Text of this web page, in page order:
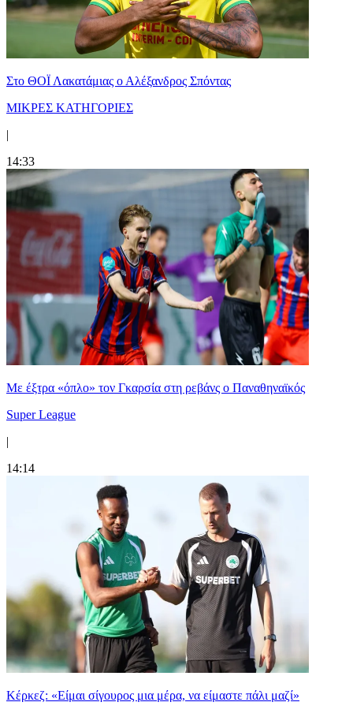
Στο ΘΟΪ Λακατάμιας ο Αλέξανδρος Σπόντας
ΜΙΚΡΕΣ ΚΑΤΗΓΟΡΙΕΣ
|
14:33
Mε έξτρα «όπλο» τον Γκαρσία στη ρεβάνς ο Παναθηναϊκός
Super League
|
14:14
Κέρκεζ: «Είμαι σίγουρος μια μέρα, να είμαστε πάλι μαζί»